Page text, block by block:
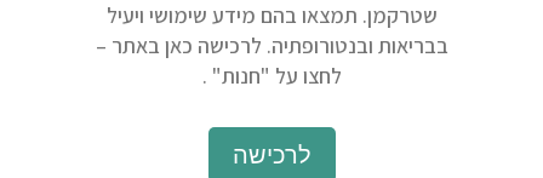
שטרקמן. תמצאו בהם מידע שימושי ויעיל
בבריאות ובנטורופתיה. לרכישה כאן באתר –
לחצו על "חנות" .
לרכישה